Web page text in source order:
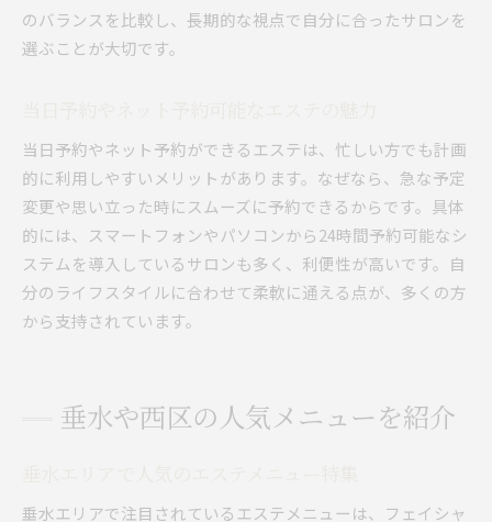
のバランスを比較し、長期的な視点で自分に合ったサロンを
選ぶことが大切です。
当日予約やネット予約ができるエステは、忙しい方でも計画
的に利用しやすいメリットがあります。なぜなら、急な予定
変更や思い立った時にスムーズに予約できるからです。具体
的には、スマートフォンやパソコンから24時間予約可能なシ
ステムを導入しているサロンも多く、利便性が高いです。自
分のライフスタイルに合わせて柔軟に通える点が、多くの方
から支持されています。
垂水や西区の人気メニューを紹介
垂水エリアで注目されているエステメニューは、フェイシャ